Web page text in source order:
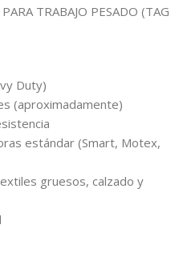
TRABAJO PESADO (TAG
Duty)
(aproximadamente)
estándar (Smart, Motex,
gruesos, calzado y